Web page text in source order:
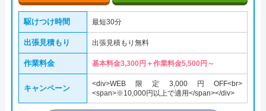
駆けつけ時間 最短30分
出張見積もり 出張見積もり無料
作業料金 基本料金3,300円＋作業料金5,500円～
キャンペーン
<div>WEB限定3,000円OFF<br>
<span>※10,000円以上で適用</span></div>